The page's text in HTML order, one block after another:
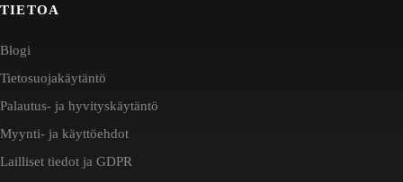
TIETOA
Blogi
Tietosuojakäytäntö
Palautus- ja hyvityskäytäntö
Myynti- ja käyttöehdot
Lailliset tiedot ja GDPR